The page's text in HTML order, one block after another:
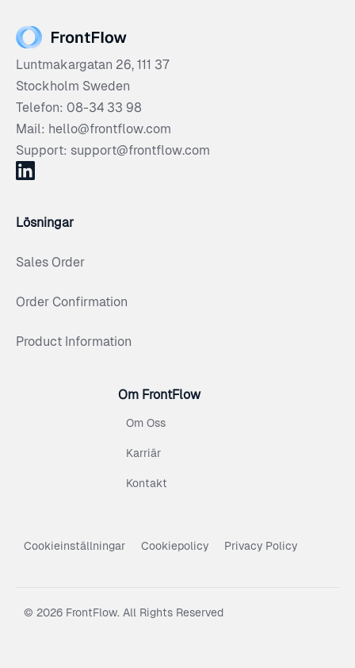
Luntmakargatan 26, 111 37
Stockholm Sweden
Telefon: 08-34 33 98
Mail: hello@frontflow.com
Support: support@frontflow.com
Lösningar
Sales Order
Order Confirmation
Product Information
Om FrontFlow
Om Oss
Karriär
Kontakt
Cookieinställningar Cookiepolicy Privacy Policy
© 2026 FrontFlow. All Rights Reserved